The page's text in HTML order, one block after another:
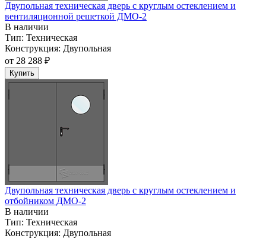
Двупольная техническая дверь c круглым остеклением и
вентиляционной решеткой ДМО-2
В наличии
Тип: Техническая
Конструкция: Двупольная
от 28 288 ₽
Купить
Двупольная техническая дверь c круглым остеклением и
отбойником ДМО-2
В наличии
Тип: Техническая
Конструкция: Двупольная